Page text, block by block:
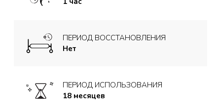
ПЕРИОД ВОССТАНОВЛЕНИЯ
Нет
ПЕРИОД ИСПОЛЬЗОВАНИЯ
18 месяцев